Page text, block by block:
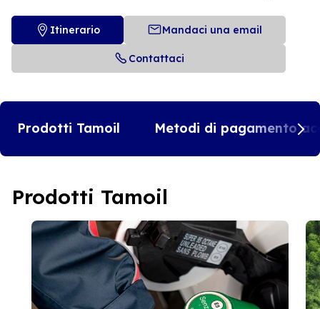
Itinerario Mandaci una email
Contattaci
Prodotti Tamoil Metodi di pagamento
Prodotti Tamoil